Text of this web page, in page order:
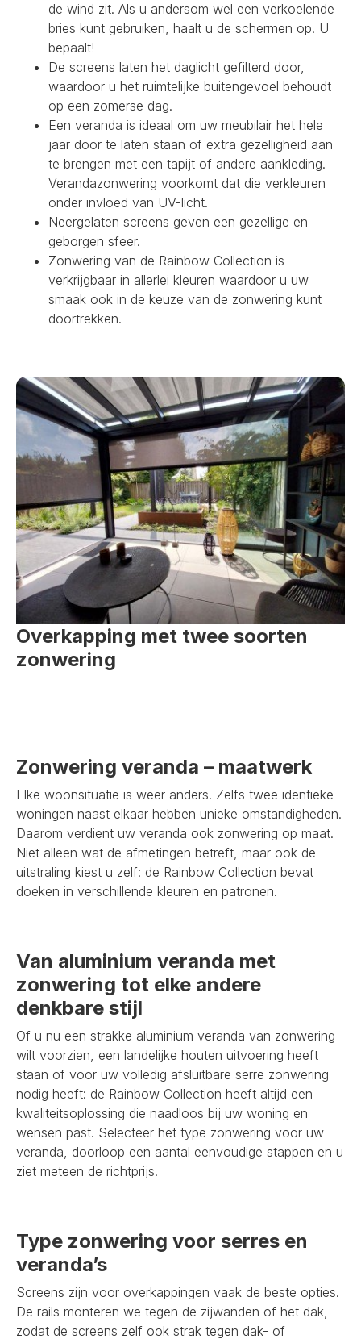
de wind zit. Als u andersom wel een verkoelende
bries kunt gebruiken, haalt u de schermen op. U
bepaalt!
De screens laten het daglicht gefilterd door,
waardoor u het ruimtelijke buitengevoel behoudt
op een zomerse dag.
Een veranda is ideaal om uw meubilair het hele
jaar door te laten staan of extra gezelligheid aan
te brengen met een tapijt of andere aankleding.
Verandazonwering voorkomt dat die verkleuren
onder invloed van UV-licht.
Neergelaten screens geven een gezellige en
geborgen sfeer.
Zonwering van de Rainbow Collection is
verkrijgbaar in allerlei kleuren waardoor u uw
smaak ook in de keuze van de zonwering kunt
doortrekken.
Overkapping met twee soorten
zonwering
Zonwering veranda – maatwerk
Elke woonsituatie is weer anders. Zelfs twee identieke
woningen naast elkaar hebben unieke omstandigheden.
Daarom verdient uw veranda ook zonwering op maat.
Niet alleen wat de afmetingen betreft, maar ook de
uitstraling kiest u zelf: de Rainbow Collection bevat
doeken in verschillende kleuren en patronen.
Van aluminium veranda met
zonwering tot elke andere
denkbare stijl
Of u nu een strakke aluminium veranda van zonwering
wilt voorzien, een landelijke houten uitvoering heeft
staan of voor uw volledig afsluitbare serre zonwering
nodig heeft: de Rainbow Collection heeft altijd een
kwaliteitsoplossing die naadloos bij uw woning en
wensen past. Selecteer het type zonwering voor uw
veranda, doorloop een aantal eenvoudige stappen en u
ziet meteen de richtprijs.
Type zonwering voor serres en
veranda’s
Screens zijn voor overkappingen vaak de beste opties.
De rails monteren we tegen de zijwanden of het dak,
zodat de screens zelf ook strak tegen dak- of